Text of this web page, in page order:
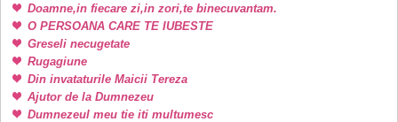
Doamne,in fiecare zi,in zori,te binecuvantam.
O PERSOANA CARE TE IUBESTE
Greseli necugetate
Rugagiune
Din invataturile Maicii Tereza
Ajutor de la Dumnezeu
Dumnezeul meu tie iti multumesc